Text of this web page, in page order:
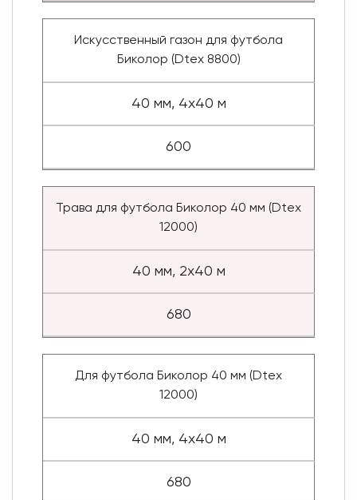
Искусственный газон для футбола
Биколор (Dtex 8800)
40 мм, 4x40 м
600
Трава для футбола Биколор 40 мм (Dtex
12000)
40 мм, 2x40 м
680
Для футбола Биколор 40 мм (Dtex
12000)
40 мм, 4x40 м
680